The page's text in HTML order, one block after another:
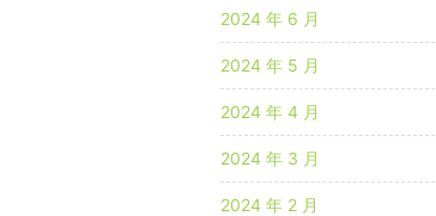
2024 年 6 月
2024 年 5 月
2024 年 4 月
2024 年 3 月
2024 年 2 月